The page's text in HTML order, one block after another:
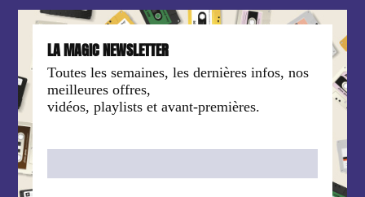
LA MAGIC NEWSLETTER
Toutes les semaines, les dernières infos, nos
meilleures offres,
vidéos, playlists et avant-premières.